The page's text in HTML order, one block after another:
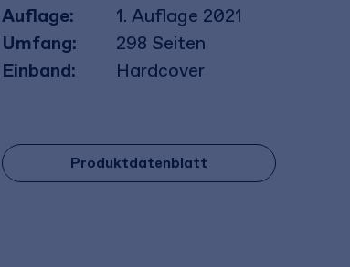
Auflage:
1. Auflage 2021
Umfang:
298 Seiten
Einband:
Hardcover
Produktdatenblatt